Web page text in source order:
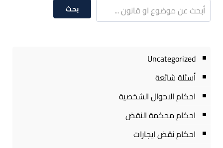
بحث
Uncategorized
أسئلة شائعة
احكام الاحوال الشخصية
احكام محكمة النقض
احكام نقض ايجارات